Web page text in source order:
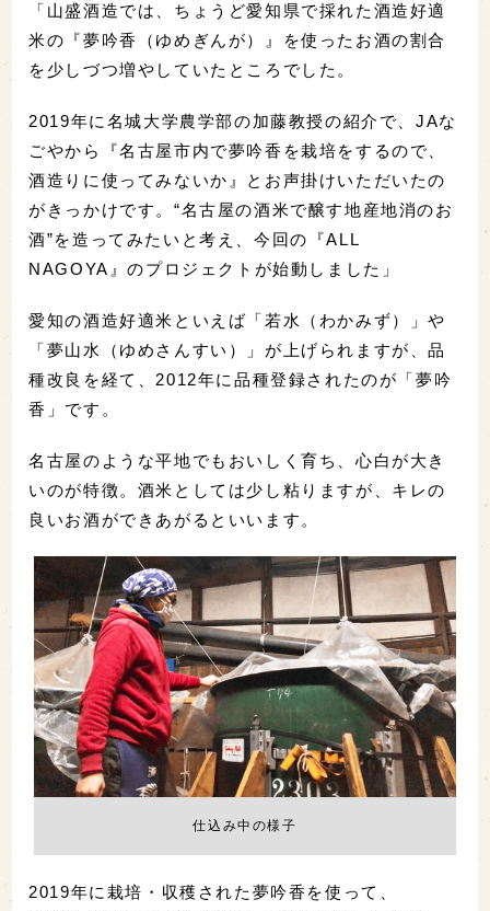
「山盛酒造では、ちょうど愛知県で採れた酒造好適
米の『夢吟香（ゆめぎんが）』を使ったお酒の割合
を少しづつ増やしていたところでした。
2019年に名城大学農学部の加藤教授の紹介で、JAな
ごやから『名古屋市内で夢吟香を栽培をするので、
酒造りに使ってみないか』とお声掛けいただいたの
がきっかけです。“名古屋の酒米で醸す地産地消のお
酒”を造ってみたいと考え、今回の『ALL
NAGOYA』のプロジェクトが始動しました」
愛知の酒造好適米といえば「若水（わかみず）」や
「夢山水（ゆめさんすい）」が上げられますが、品
種改良を経て、2012年に品種登録されたのが「夢吟
香」です。
名古屋のような平地でもおいしく育ち、心白が大き
いのが特徴。酒米としては少し粘りますが、キレの
良いお酒ができあがるといいます。
仕込み中の様子
2019年に栽培・収穫された夢吟香を使って、